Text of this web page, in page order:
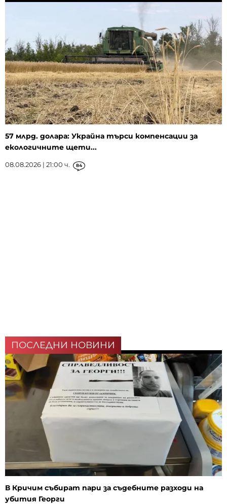
57 млрд. долара: Украйна търси компенсации за
екологичните щети...
08.08.2026 | 21:00 ч. 84
ПОСЛЕДНИ НОВИНИ
В Кричим събират пари за съдебните разходи на
убития Георги